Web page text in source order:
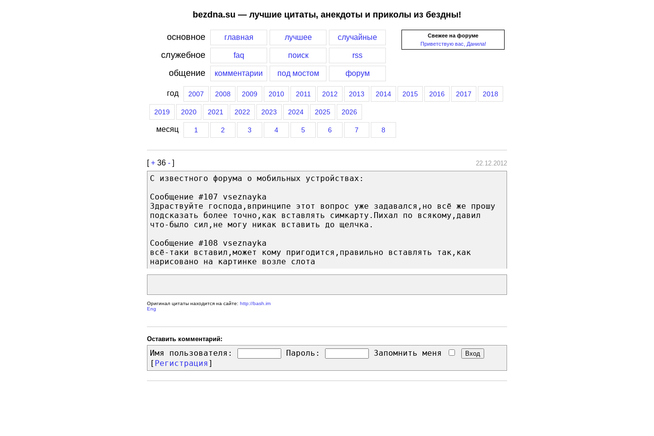
bezdna.su — лучшие цитаты, анекдоты и приколы из бездны!
Свежее на форуме
Приветствую вас, Данила!
основное главная лучшее случайные
служебное faq поиск rss
общение комментарии под мостом форум
год 2007 2008 2009 2010 2011 2012 2013 2014 2015 2016 2017 2018
2019 2020 2021 2022 2023 2024 2025 2026
месяц 1 2 3 4 5 6 7 8
[+ 36 - ] 22.12.2012
С известного форума о мобильных устройствах:
Сообщение #107 vseznayka
Здраствуйте господа,впринципе этот вопрос уже задавался,но всё же прошу
подсказать более точно,как вставлять симкарту.Пихал по всякому,давил
что-было сил,не могу никак вставить до щелчка.
Сообщение #108 vseznayka
всё-таки вставил,может кому пригодится,правильно вставлять так,как
нарисовано на картинке возле слота
Оригинал цитаты находится на сайте: http://bash.im
Eng
Оставить комментарий:
Имя пользователя: Пароль:
Запомнить меня
[ Регистрация ]